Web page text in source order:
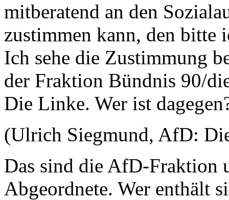
mitberatend an den
zustimmen kann, den bitte
Ich sehe die Zustimmung
der Fraktion Bündnis 90/
Die Linke. Wer ist
(Ulrich Siegmund, AfD:
Das sind die AfD-Fraktion
Abgeordnete. Wer enthält